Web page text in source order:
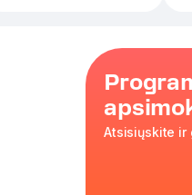
Atsisiųskite ir